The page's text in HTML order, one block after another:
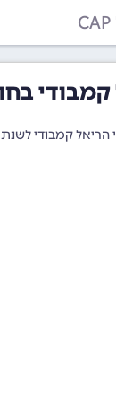
קמבודי לשנת 2025